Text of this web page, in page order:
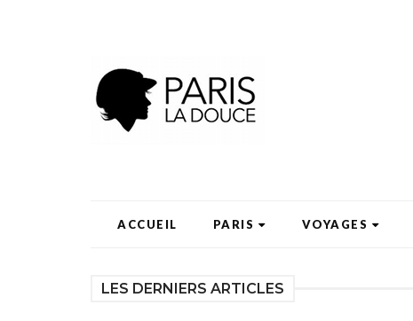
ACCUEIL PARIS VOYAGES
LES DERNIERS ARTICLES